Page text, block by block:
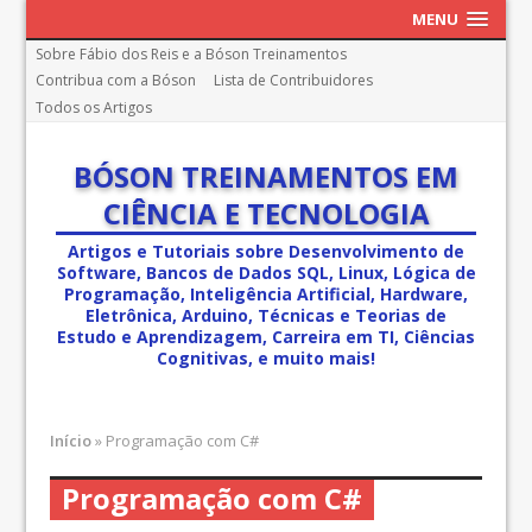
MENU
Sobre Fábio dos Reis e a Bóson Treinamentos
Contribua com a Bóson
Lista de Contribuidores
Todos os Artigos
BÓSON TREINAMENTOS EM
CIÊNCIA E TECNOLOGIA
Artigos e Tutoriais sobre Desenvolvimento de
Software, Bancos de Dados SQL, Linux, Lógica de
Programação, Inteligência Artificial, Hardware,
Eletrônica, Arduino, Técnicas e Teorias de
Estudo e Aprendizagem, Carreira em TI, Ciências
Cognitivas, e muito mais!
Início» Programação com C#
Programação com C#